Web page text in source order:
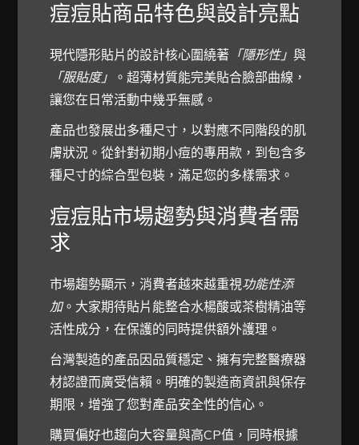
痘痘貼商品特色與設計亮點
現代隱形貼片的設計核心圍繞著 「隱形性」與
「服貼度」
。超薄材質能完美貼合臉部曲線，
讓您在日常活動中幾乎無感。
產品也發展出多種尺寸，以對應不同階段的肌
膚狀況。從針對初期小痘的專用款，到包含多
種尺寸的綜合型包裝，滿足您的多樣需求。
痘痘貼市場趨勢與消費者需
求
市場趨勢顯示，消費者越來越重視功能性添
加。大家期待貼片能整合水楊酸或茶樹精油等
活性成分，在保護的同時提供額外護理。
台灣製造的產品因品質穩定、擁有完整醫療器
材認證而廣受信賴。明確的製造商資訊與保存
期限，增強了您對產品安全性的信心。
購買偏好也趨向大容量與高CP值，同時根據